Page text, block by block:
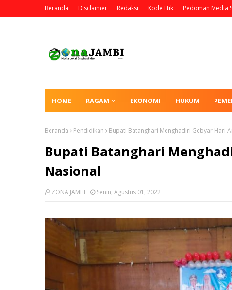
Beranda Disclaimer Redaksi Kode Etik Pedoman Media
HOME RAGAM EKONOMI HUKUM
Beranda Pendidikan Bupati Batanghari Menghadiri Gebyar Hari
Bupati Batanghari
Nasional
ZONA JAMBI Senin, Agustus 01, 2022